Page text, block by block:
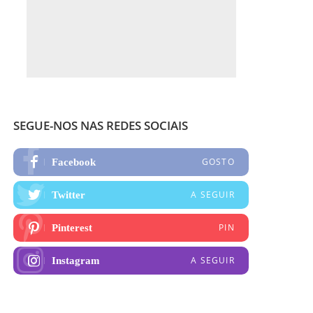
SEGUE-NOS NAS REDES SOCIAIS
Facebook GOSTO
Twitter A SEGUIR
Pinterest PIN
Instagram A SEGUIR